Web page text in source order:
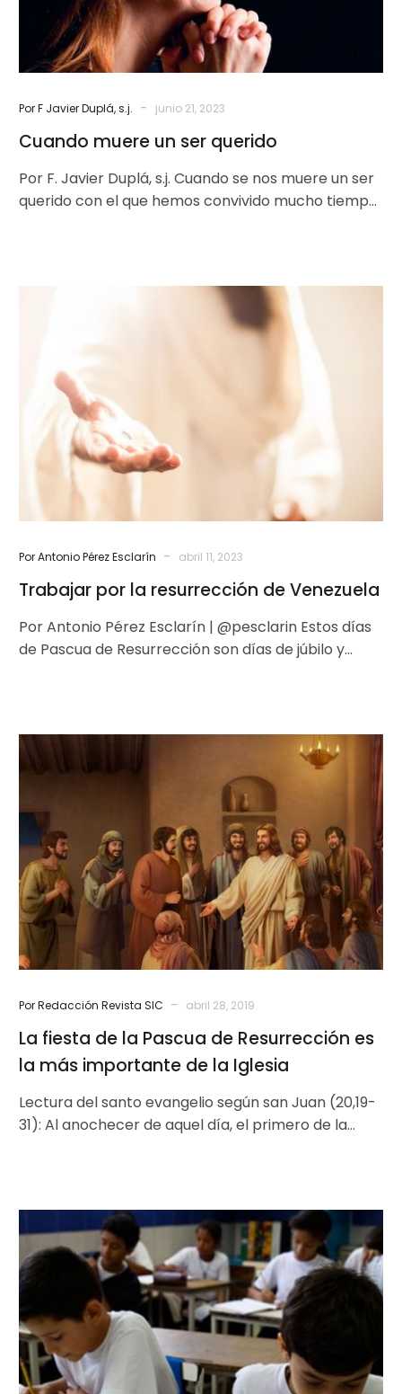
Por F Javier Duplá, s.j. - junio 21, 2023
Cuando muere un ser querido
Por F. Javier Duplá, s.j. Cuando se nos muere un ser
querido con el que hemos convivido mucho tiempo
Trabajar
por
Venezuela
Por Antonio Pérez Esclarín - abril 11, 2023
Trabajar por la resurrección de Venezuela
Por Antonio Pérez Esclarín | @pesclarin Estos días
de Pascua de Resurrección son días de júbilo y
Pascua
de
Resurrección
es
la
más
importante
la
Iglesia
Por Redacción Revista SIC - abril 28, 2019
La fiesta de la Pascua de Resurrección es
la más importante de la Iglesia
Lectura del santo evangelio según san Juan (20,19-
31): Al anochecer de aquel día, el primero de la
Renacer
educativo
y
resurrección
del
país